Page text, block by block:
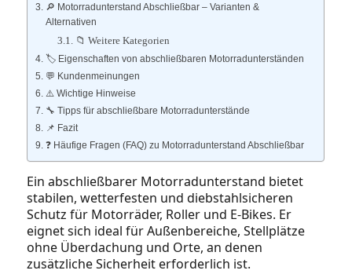
🔎 Motorradunterstand Abschließbar – Varianten &
Alternativen
📁 Weitere Kategorien
🏷️ Eigenschaften von abschließbaren Motorradunterständen
💬 Kundenmeinungen
⚠️ Wichtige Hinweise
🔧 Tipps für abschließbare Motorradunterstände
📌 Fazit
❓ Häufige Fragen (FAQ) zu Motorradunterstand Abschließbar
Ein abschließbarer Motorradunterstand bietet
stabilen, wetterfesten und diebstahlsicheren
Schutz für Motorräder, Roller und E‑Bikes. Er
eignet sich ideal für Außenbereiche, Stellplätze
ohne Überdachung und Orte, an denen
zusätzliche Sicherheit erforderlich ist.